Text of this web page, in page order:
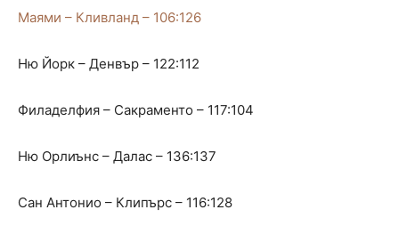
Маями – Кливланд – 106:126
Ню Йорк – Денвър – 122:112
Филаделфия – Сакраменто – 117:104
Ню Орлиънс – Далас – 136:137
Сан Антонио – Клипърс – 116:128